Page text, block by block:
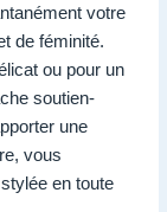
votre
de féminité.
ou pour un
soutien-
une
vous
en toute